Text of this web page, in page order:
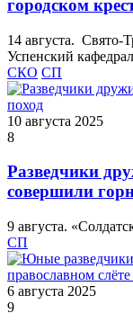
городском
14 августа. Свято-
Успенский
СКО СП
10 августа 2025
8
Разведчики
совершили
9 августа.
СП
6 августа 2025
9